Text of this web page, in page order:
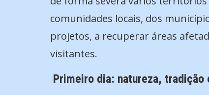
comunidades locais, dos
projetos, a recuperar áreas
visitantes.
Primeiro dia: natureza, tradição